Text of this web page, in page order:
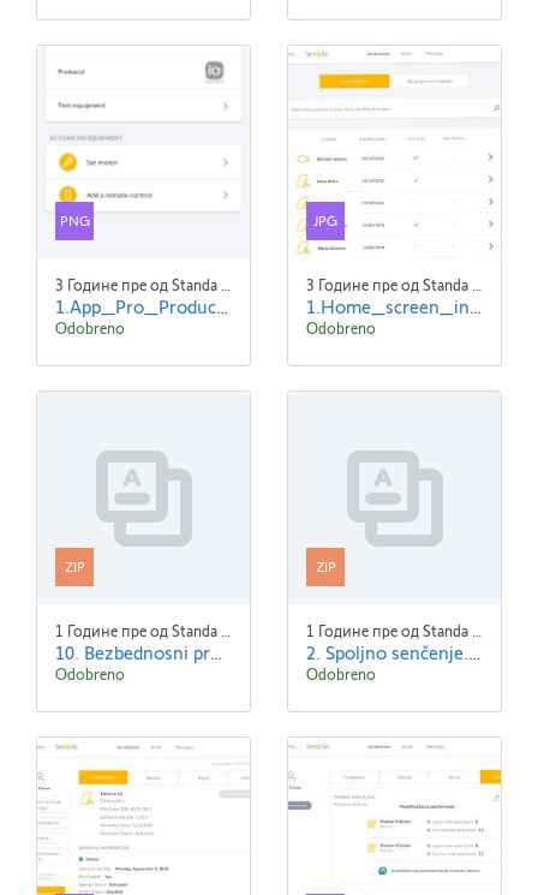
PNG
3 Године пре од Standa Blaha
1.App_Pro_Product_Details_EN_screen1.png
Odobreno
JPG
3 Године пре од Standa Blaha
1.Home_screen_initial_state-ENG.jpg
Odobreno
ZIP
1 Године пре од Standa Blaha
10. Bezbednosni proizvodi.zip
Odobreno
ZIP
1 Године пре од Standa Blaha
2. Spoljno senčenje.zip
Odobreno